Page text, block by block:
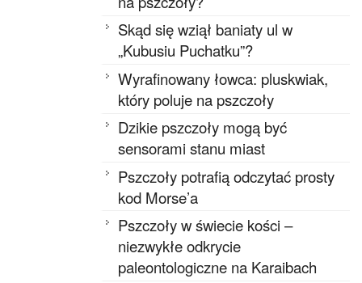
Skąd się wziął baniaty ul w
„Kubusiu Puchatku”?
Wyrafinowany łowca: pluskwiak,
który poluje na pszczoły
Dzikie pszczoły mogą być
sensorami stanu miast
Pszczoły potrafią odczytać prosty
kod Morse’a
Pszczoły w świecie kości –
niezwykłe odkrycie
paleontologiczne na Karaibach